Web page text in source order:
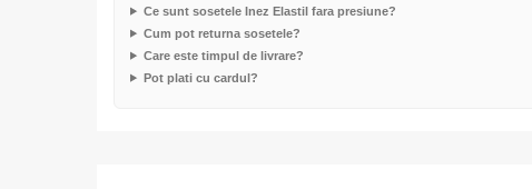
Ce sunt sosetele Inez Elastil fara presiune?
Cum pot returna sosetele?
Care este timpul de livrare?
Pot plati cu cardul?